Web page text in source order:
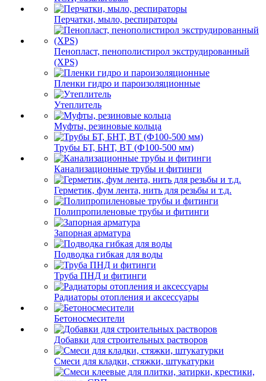
Перчатки, мыло, респираторы
Пенопласт, пенополистирол экструдированный
(XPS)
Пленки гидро и пароизоляционные
Утеплитель
Муфты, резиновые кольца
Трубы БТ, БНТ, ВТ (Ф100-500 мм)
Канализационные трубы и фитинги
Герметик, фум лента, нить для резьбы и т.д.
Полипропиленовые трубы и фитинги
Запорная арматура
Подводка гибкая для воды
Труба ПНД и фитинги
Радиаторы отопления и аксессуары
Бетоносмесители
Добавки для строительных растворов
Смеси для кладки, стяжки, штукатурки